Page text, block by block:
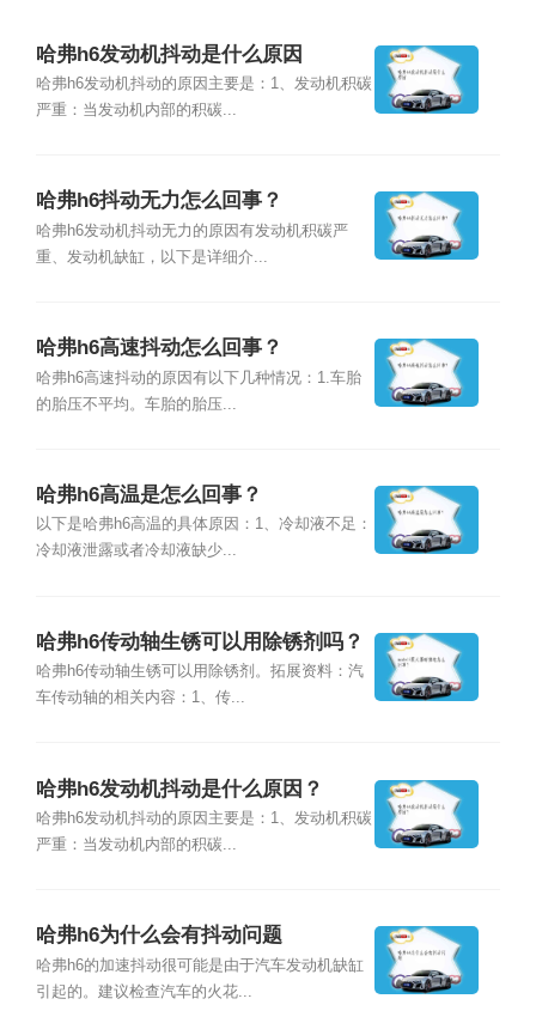
哈弗h6发动机抖动是什么原因
哈弗h6发动机抖动的原因主要是：1、发动机积碳
严重：当发动机内部的积碳...
哈弗h6抖动无力怎么回事？
哈弗h6发动机抖动无力的原因有发动机积碳严
重、发动机缺缸，以下是详细介...
哈弗h6高速抖动怎么回事？
哈弗h6高速抖动的原因有以下几种情况：1.车胎
的胎压不平均。车胎的胎压...
哈弗h6高温是怎么回事？
以下是哈弗h6高温的具体原因：1、冷却液不足：
冷却液泄露或者冷却液缺少...
哈弗h6传动轴生锈可以用除锈剂吗？
哈弗h6传动轴生锈可以用除锈剂。拓展资料：汽
车传动轴的相关内容：1、传...
哈弗h6发动机抖动是什么原因？
哈弗h6发动机抖动的原因主要是：1、发动机积碳
严重：当发动机内部的积碳...
哈弗h6为什么会有抖动问题
哈弗h6的加速抖动很可能是由于汽车发动机缺缸
引起的。建议检查汽车的火花...